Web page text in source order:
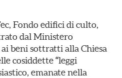
Fondo edifici di culto,
dal Ministero
beni sottratti alla Chiesa
cosiddette“leggi
emanate nella